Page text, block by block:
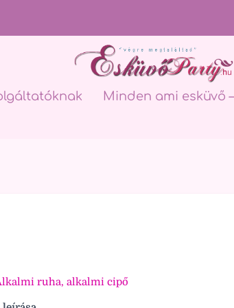
Minden ami esküvő
ruha, alkalmi cipő